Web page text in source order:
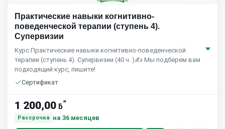
Практические навыки когнитивно-
поведенческой терапии (ступень 4).
Супервизии
Курс Практические навыки когнитивно-поведенческой
терапии (ступень 4). Супервизии (40 ч. )✍ Мы подберем вам
подходящий курс, пишите!
Сертификат
1 200,00 ƃ*
Рассрочка на 36 месяцев